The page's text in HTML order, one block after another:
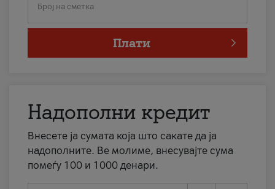
Број на сметка
Плати
Надополни кредит
Внесете ја сумата која што сакате да ја
надополните. Ве молиме, внесувајте сума
помеѓу 100 и 1000 денари.